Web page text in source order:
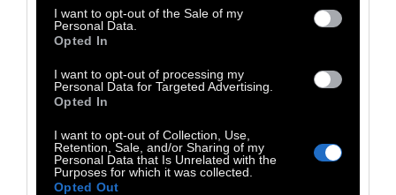
I want to opt-out of the Sale of my
Personal Data.
Opted In
I want to opt-out of processing my
Personal Data for Targeted Advertising.
Opted In
I want to opt-out of Collection, Use,
Retention, Sale, and/or Sharing of my
Personal Data that Is Unrelated with the
Purposes for which it was collected.
Opted Out